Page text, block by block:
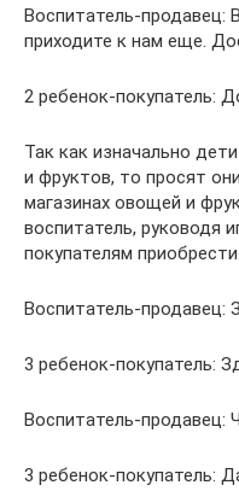
Воспитатель-продавец:
приходите к нам еще.
2 ребенок-покупатель:
Так как изначально
и фруктов, то просят
магазинах овощей и
воспитатель, руководя
покупателям
Воспитатель-продавец:
3 ребенок-покупатель:
Воспитатель-продавец:
3 ребенок-покупатель: